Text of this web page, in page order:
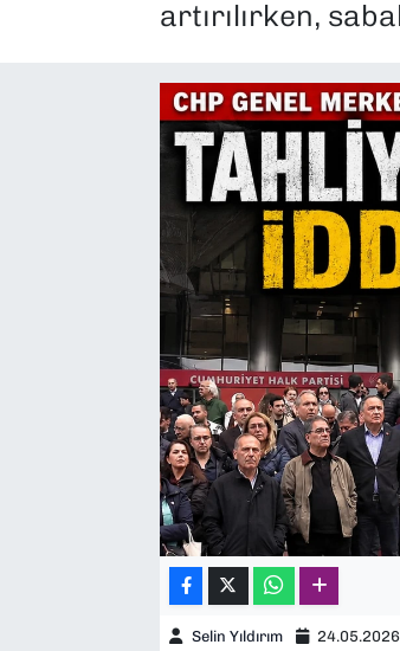
artırılırken,
Selin Yıldırım
YEREL YÖNETİMLER